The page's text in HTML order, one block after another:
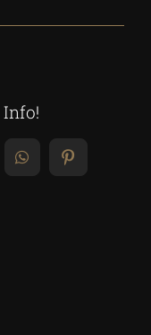
WhatsAppPinterest